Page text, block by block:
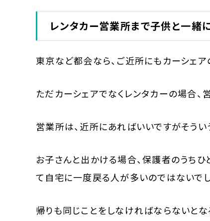
レンタカー営業所まで子供と一緒
東京など都会なら、ご近所にもカーシェア
ただカーシェアでなくレンタカーの場合、
営業所は、近所にあればいいですがそうい
お子さんと出かける場合、保護者のうちひ
て自宅に一度戻る人が多いのではないでし
帰りも同じことをしなければならないとな